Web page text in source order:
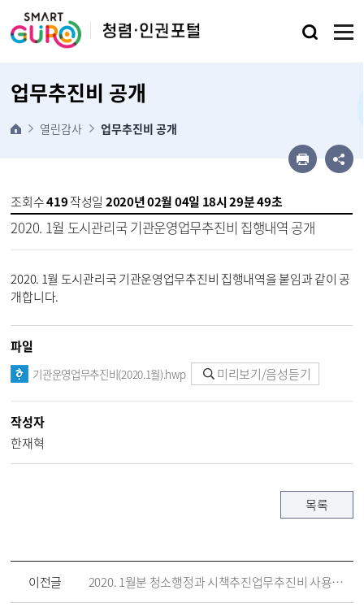
업무추진비 공개
열린감사 업무추진비 공개
조회수419작성일 2020년 02월 04일 18시 29분 49초
2020. 1월 도시관리국 기관운영업무추진비 집행내역 공개
2020. 1월 도시관리국 기관운영업무추진비 집행내역을 붙임과 같이 공
개합니다.
파일
기관운영업무추진비(2020.1월).hwp 미리보기/음성듣기
작성자
한재혁
목록
이전글 2020. 1월분 청소행정과 시책추진업무추진비 사용내역 공개